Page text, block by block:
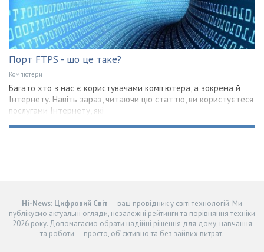
Порт FTPS - що це таке?
Компютери
Багато хто з нас є користувачами комп'ютера, а зокрема й
Інтернету. Навіть зараз, читаючи цю статтю, ви користуєтеся
послугами Інтернету, які
Hi-News: Цифровий Світ — ваш провідник у світі технологій. Ми
публікуємо актуальні огляди, незалежні рейтинги та порівняння техніки
2026 року. Допомагаємо обрати надійні рішення для дому, навчання
та роботи — просто, об’єктивно та без зайвих витрат.